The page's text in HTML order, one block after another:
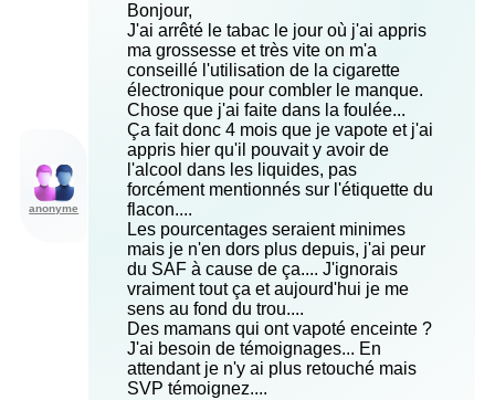
anonyme
Bonjour,
J'ai arrêté le tabac le jour où j'ai appris
ma grossesse et très vite on m'a
conseillé l'utilisation de la cigarette
électronique pour combler le manque.
Chose que j'ai faite dans la foulée...
Ça fait donc 4 mois que je vapote et j'ai
appris hier qu'il pouvait y avoir de
l'alcool dans les liquides, pas
forcément mentionnés sur l'étiquette du
flacon....
Les pourcentages seraient minimes
mais je n'en dors plus depuis, j'ai peur
du SAF à cause de ça.... J'ignorais
vraiment tout ça et aujourd'hui je me
sens au fond du trou....
Des mamans qui ont vapoté enceinte ?
J'ai besoin de témoignages... En
attendant je n'y ai plus retouché mais
SVP témoignez....